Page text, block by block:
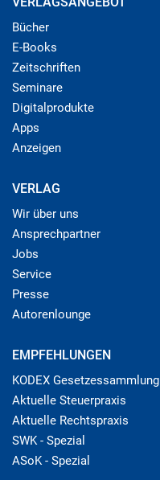
Bücher
E-Books
Zeitschriften
Seminare
Digitalprodukte
Apps
Anzeigen
VERLAG
Wir über uns
Ansprechpartner
Jobs
Service
Presse
Autorenlounge
EMPFEHLUNGEN
KODEX Gesetzessammlung
Aktuelle Steuerpraxis
Aktuelle Rechtspraxis
SWK - Spezial
ASoK - Spezial